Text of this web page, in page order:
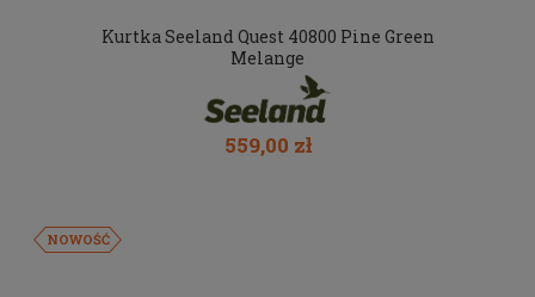
Kurtka Seeland Quest 40800 Pine Green
Melange
559,00 zł
NOWOŚĆ